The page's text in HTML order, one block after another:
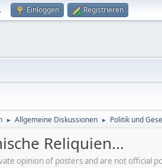
. Einloggen Registrieren
► Allgemeine Diskussionen ► Politik und
Reliquien...
opinion of posters and are not official